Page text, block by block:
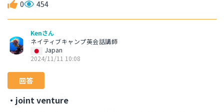
0 454
Kenさん
ネイティブキャンプ英会話講師
Japan
2024/11/11 10:08
回答
・joint venture